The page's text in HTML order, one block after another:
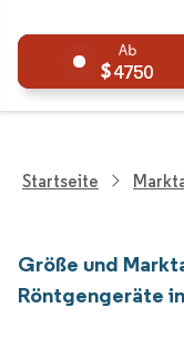
4750
Startseite
Größe und
Röntgengeräte